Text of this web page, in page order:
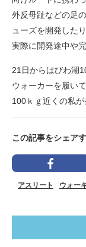
外反母趾などの足
ューズを開発した
実際に開発途中や
21日からはびわ湖
ウォーカーを履いて
100ｋｇ近くの私が
この記事をシェア
アスリート ウォー